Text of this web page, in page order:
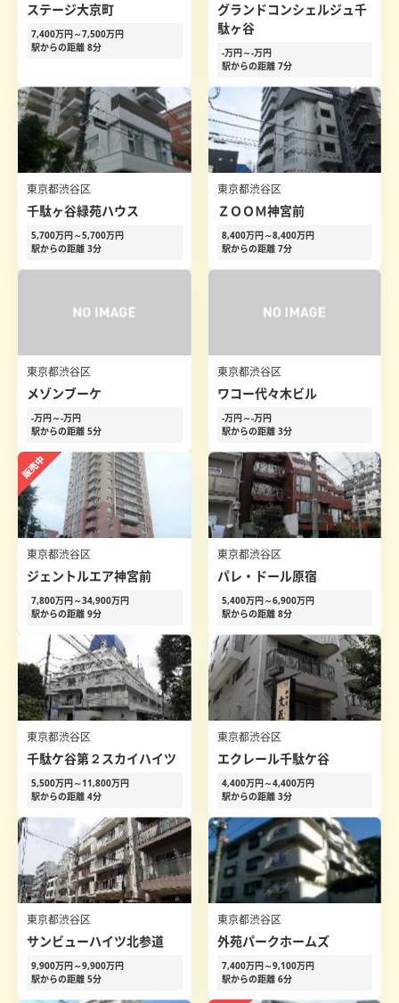
ステージ大京町
7,400万円～7,500万円
駅からの距離 8分
グランドコンシェルジュ千
駄ヶ谷
-万円～-万円
駅からの距離 7分
東京都渋谷区
千駄ヶ谷緑苑ハウス
5,700万円～5,700万円
駅からの距離 3分
東京都渋谷区
ＺＯＯＭ神宮前
8,400万円～8,400万円
駅からの距離 7分
東京都渋谷区
メゾンブーケ
-万円～-万円
駅からの距離 5分
東京都渋谷区
ワコー代々木ビル
-万円～-万円
駅からの距離 3分
東京都渋谷区
ジェントルエア神宮前
7,800万円～34,900万円
駅からの距離 9分
東京都渋谷区
パレ・ドール原宿
5,400万円～6,900万円
駅からの距離 8分
東京都渋谷区
千駄ケ谷第２スカイハイツ
5,500万円～11,800万円
駅からの距離 4分
東京都渋谷区
エクレール千駄ケ谷
4,400万円～4,400万円
駅からの距離 3分
東京都渋谷区
サンビューハイツ北参道
9,900万円～9,900万円
駅からの距離 5分
東京都渋谷区
外苑パークホームズ
7,400万円～9,100万円
駅からの距離 6分